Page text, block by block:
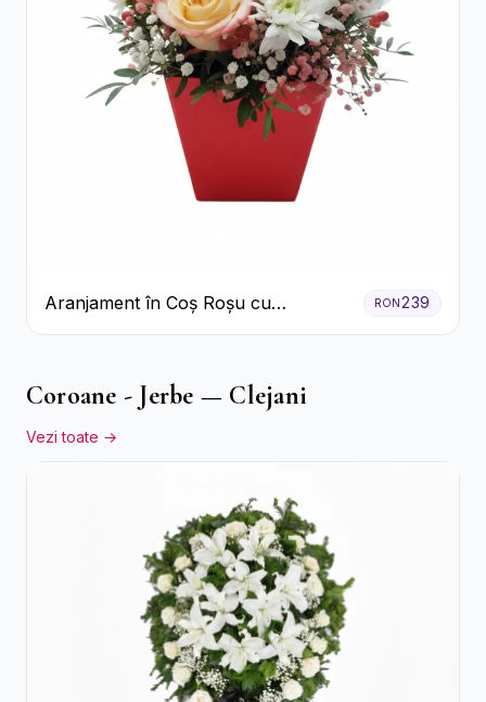
Aranjament în Coș Roșu cu
Trandafiri și Crizanteme Albe
RON239
Coroane - Jerbe — Clejani
Vezi toate →